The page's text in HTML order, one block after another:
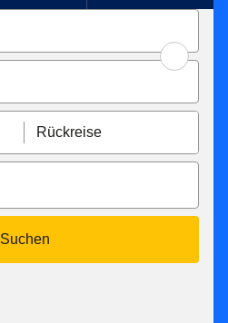
Rückreise
Suchen